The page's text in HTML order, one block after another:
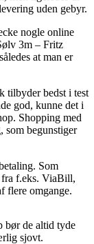
uden gebyr.
nogle online
3m – Fritz
at man er
tilbyder bedst i test
god, kunne det i
Shopping med
som begunstiger
Som
fra f.eks. ViaBill,
flere omgange.
bør de altid tyde
sjovt.